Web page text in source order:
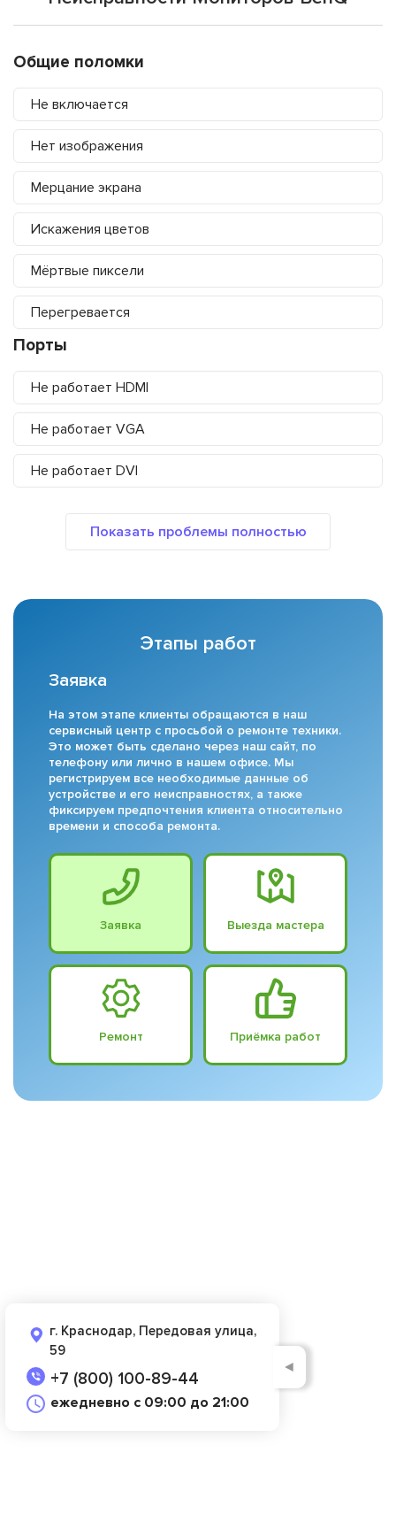
Общие поломки
Не включается
Нет изображения
Мерцание экрана
Искажения цветов
Мёртвые пиксели
Перегревается
Порты
Не работает HDMI
Не работает VGA
Не работает DVI
Этапы работ
Заявка
На этом этапе клиенты обращаются в наш
сервисный центр с просьбой о ремонте техники.
Это может быть сделано через наш сайт, по
телефону или лично в нашем офисе. Мы
регистрируем все необходимые данные об
устройстве и его неисправностях, а также
фиксируем предпочтения клиента относительно
времени и способа ремонта.
Заявка Выезда мастера
Ремонт Приёмка работ
г. Краснодар, Передовая улица,
59
+7 (800) 100-89-44
ежедневно с 09:00 до 21:00
◄